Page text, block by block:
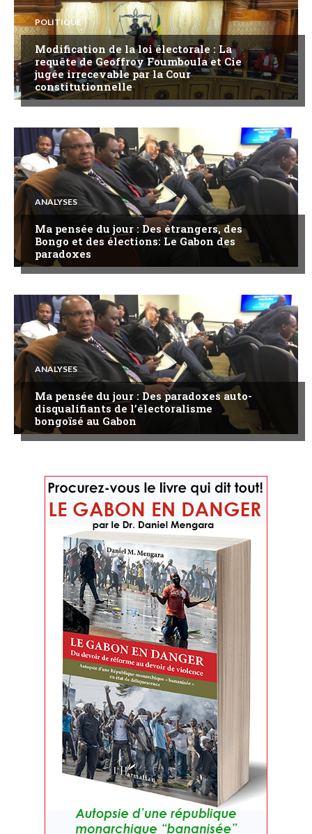
POLITIQUE
Modification de la loi électorale : La
requête de Geoffroy Foumboula et Cie
jugée irrecevable par la Cour
constitutionnelle
ANALYSES
Ma pensée du jour : Des étrangers, des
Bongo et des élections: Le Gabon des
paradoxes
ANALYSES
Ma pensée du jour : Des paradoxes auto-
disqualifiants de l’électoralisme
bongoïsé au Gabon